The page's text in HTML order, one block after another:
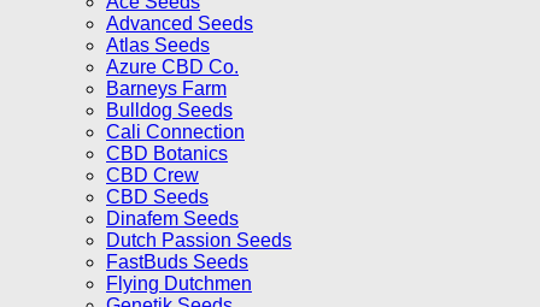
Advanced Seeds
Atlas Seeds
Azure CBD Co.
Barneys Farm
Bulldog Seeds
Cali Connection
CBD Botanics
CBD Crew
CBD Seeds
Dinafem Seeds
Dutch Passion Seeds
FastBuds Seeds
Flying Dutchmen